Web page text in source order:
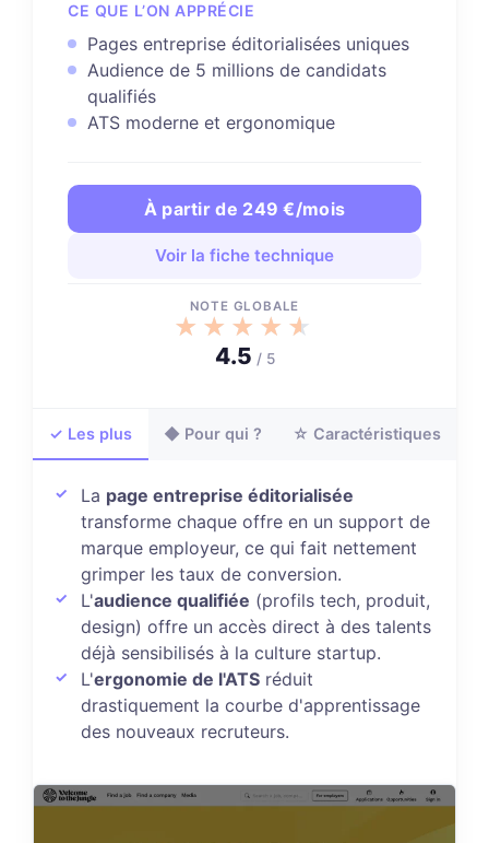
CE QUE L’ON APPRÉCIE
Pages entreprise éditorialisées uniques
Audience de 5 millions de candidats
qualifiés
ATS moderne et ergonomique
À partir de 249 €/mois
Voir la fiche technique
NOTE GLOBALE
★★★★★
★★★★★
4.5 / 5
✓ Les plus ◆ Pour qui ? ☆ Caractéristiques
La page entreprise éditorialisée
transforme chaque offre en un support de
marque employeur, ce qui fait nettement
grimper les taux de conversion.
L'audience qualifiée (profils tech, produit,
design) offre un accès direct à des talents
déjà sensibilisés à la culture startup.
L'ergonomie de l'ATS réduit
drastiquement la courbe d'apprentissage
des nouveaux recruteurs.